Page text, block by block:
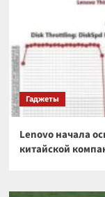
Гаджеты
Lenovo начала
китайской